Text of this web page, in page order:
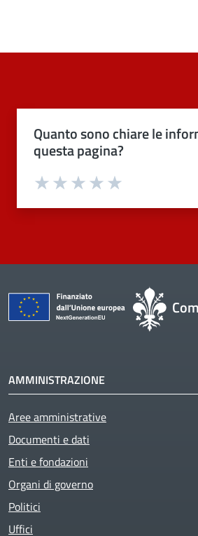
Quanto sono chiare le
questa pagina?
Valuta 4 stelle su 5
Valuta 3 stelle su 5
Valuta 2 stelle su 5
Valuta 1 stelle su 5
AMMINISTRAZIONE
Aree amministrative
Documenti e dati
Enti e fondazioni
Organi di governo
Politici
Uffici